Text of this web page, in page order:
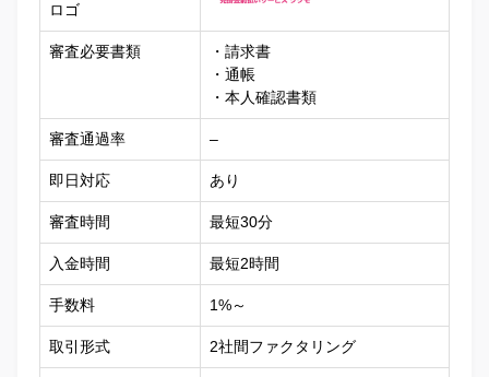
ロゴ
審査必要書類
・請求書
・通帳
・本人確認書類
審査通過率 –
即日対応 あり
審査時間 最短30分
入金時間 最短2時間
手数料 1%～
取引形式 2社間ファクタリング